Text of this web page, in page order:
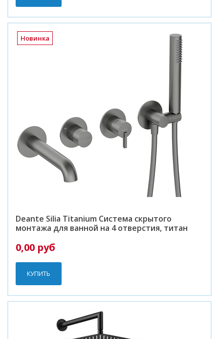
Новинка
Deante Silia Titanium Система скрытого
монтажа для ванной на 4 отверстия, титан
0,00 руб
КУПИТЬ